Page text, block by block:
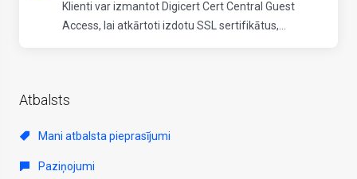
Atbalsts
Mani atbalsta pieprasījumi
Paziņojumi
Klienti var izmantot Digicert Cert Central Guest
Access, lai atkārtoti izdotu SSL sertifikātus,...